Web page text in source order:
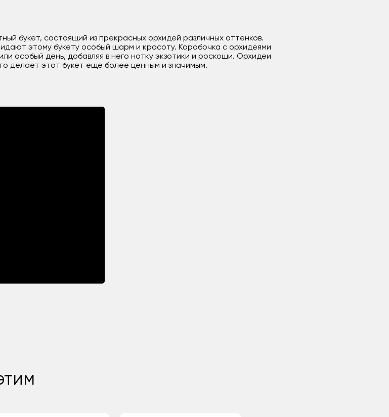
букет, состоящий из прекрасных орхидей различных оттенков.
этому букету особый шарм и красоту. Коробочка с орхидеями
особый день, добавляя в него нотку экзотики и роскоши. Орхидеи
делает этот букет еще более ценным и значимым.